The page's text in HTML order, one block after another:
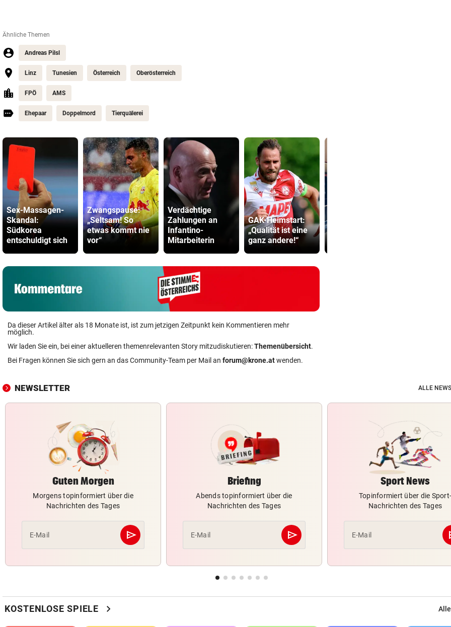
Ähnliche Themen
Andreas Pilsl
Linz Tunesien Österreich Oberösterreich
FPÖ AMS
Ehepaar Doppelmord Tierquälerei
Sex-Massagen-
Skandal:
Südkorea
entschuldigt sich
Zwangspause:
„Seltsam! So
etwas kommt nie
vor“
Verdächtige
Zahlungen an
Infantino-
Mitarbeiterin
GAK-Heimstart:
„Qualität ist eine
ganz andere!“
Da dieser Artikel älter als 18 Monate ist, ist zum jetzigen Zeitpunkt kein Kommentieren mehr
möglich.
Wir laden Sie ein, bei einer aktuelleren themenrelevanten Story mitzudiskutieren:Themenübersicht.
Bei Fragen können Sie sich gern an das Community-Team per Mail an forum@krone.atwenden.
NEWSLETTER ALLE
Guten Morgen
Morgens topinformiert über die
Nachrichten des Tages
E-Mail send
Abschicken
Briefing
Abends topinformiert über die
Nachrichten des Tages
E-Mail send
Abschicken
Sport News
Topinformiert über die Sport-
Nachrichten des Tages
E-Mail
KOSTENLOSE SPIELE chevron_right